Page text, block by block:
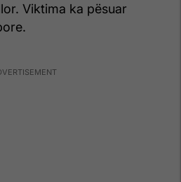
Viktima ka pësuar